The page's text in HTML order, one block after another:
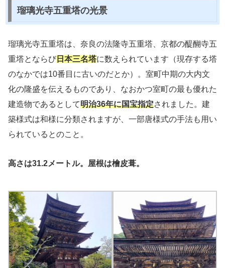
瑠璃光寺五重塔の光景
瑠璃光寺五重塔は、奈良の法隆寺五重塔、京都の醍醐寺五
重塔とならび 日本三名塔に数えられています（現存する塔
のなかでは10番目に古いのだとか）。室町中期の大内文
化の隆盛を伝えるものであり、なおかつ室町の最も優れた
建造物であるとして明治36年に国宝指定されました。建
築様式は和様に分類されますが、一部唐様式の手法も用い
られているとのこと。
高さは31.2メートル。屋根は檜皮葺。